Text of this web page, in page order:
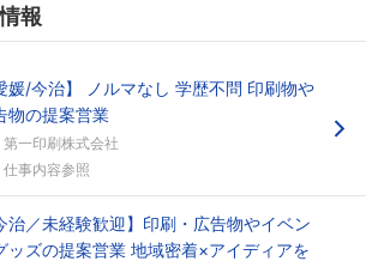
フォローしました
の企業もフォローしませんか？
報
媛/今治】 ノルマなし 学歴不問 印刷物や
物の提案営業
第一印刷株式会社
仕事内容参照
治／未経験歓迎】印刷・広告物やイベン
ッズの提案営業 地域密着×アイディアを